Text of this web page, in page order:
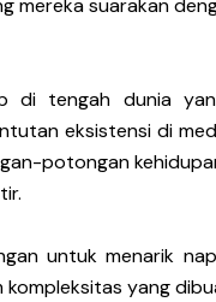
mereka suarakan
di tengah dunia
eksistensi di
potongan
untuk menarik
kompleksitas yang